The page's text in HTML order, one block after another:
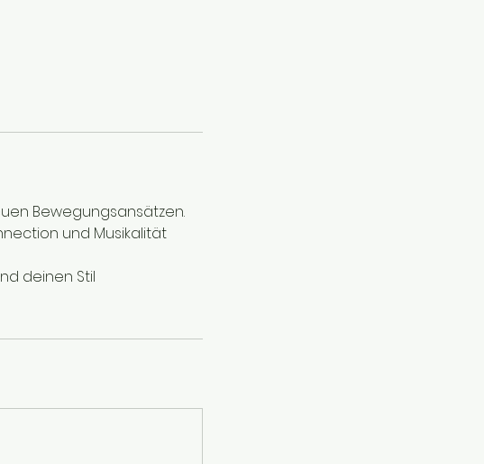
Bewegungsansätzen.
und Musikalität
deinen Stil